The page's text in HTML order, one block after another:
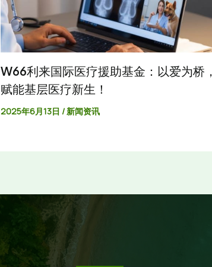
W66利来国际医疗援助基金：以爱为桥，
赋能基层医疗新生！
2025年6月13日 /新闻资讯